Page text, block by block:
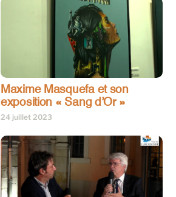
Maxime Masquefa et son
exposition « Sang d’Or »
24 juillet 2023